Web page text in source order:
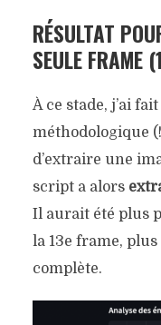
RÉSULTAT
SEULE FRAME
À ce stade, j’ai
méthodologique
d’extraire une
script a alors
Il aurait été plus
la 13e frame,
complète.